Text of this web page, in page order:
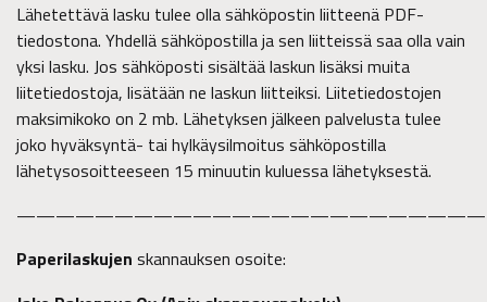
Lähetettävä lasku tulee olla sähköpostin liitteenä PDF-
tiedostona. Yhdellä sähköpostilla ja sen liitteissä saa olla vain
yksi lasku. Jos sähköposti sisältää laskun lisäksi muita
liitetiedostoja, lisätään ne laskun liitteiksi. Liitetiedostojen
maksimikoko on 2 mb. Lähetyksen jälkeen palvelusta tulee
joko hyväksyntä- tai hylkäysilmoitus sähköpostilla
lähetysosoitteeseen 15 minuutin kuluessa lähetyksestä.
Paperilaskujen skannauksen osoite: